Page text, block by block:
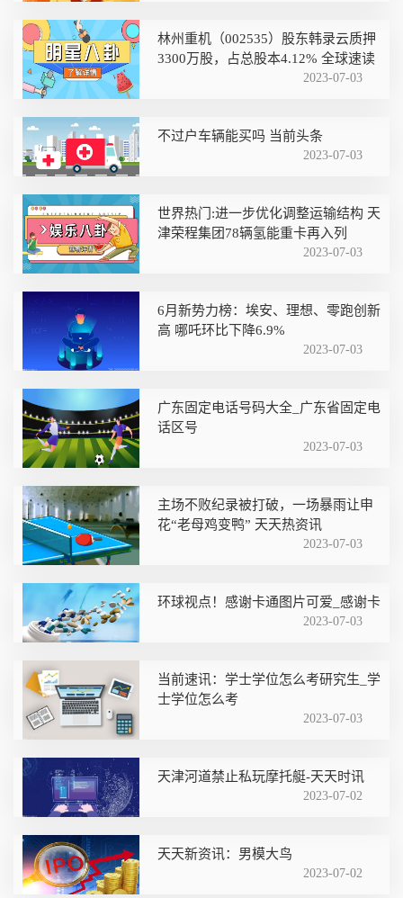
林州重机（002535）股东韩录云质押
3300万股，占总股本4.12% 全球速读
2023-07-03
不过户车辆能买吗 当前头条
2023-07-03
世界热门:进一步优化调整运输结构 天
津荣程集团78辆氢能重卡再入列
2023-07-03
6月新势力榜：埃安、理想、零跑创新
高 哪吒环比下降6.9%
2023-07-03
广东固定电话号码大全_广东省固定电
话区号
2023-07-03
主场不败纪录被打破，一场暴雨让申
花“老母鸡变鸭” 天天热资讯
2023-07-03
环球视点！感谢卡通图片可爱_感谢卡
2023-07-03
当前速讯：学士学位怎么考研究生_学
士学位怎么考
2023-07-03
天津河道禁止私玩摩托艇-天天时讯
2023-07-02
天天新资讯：男模大鸟
2023-07-02